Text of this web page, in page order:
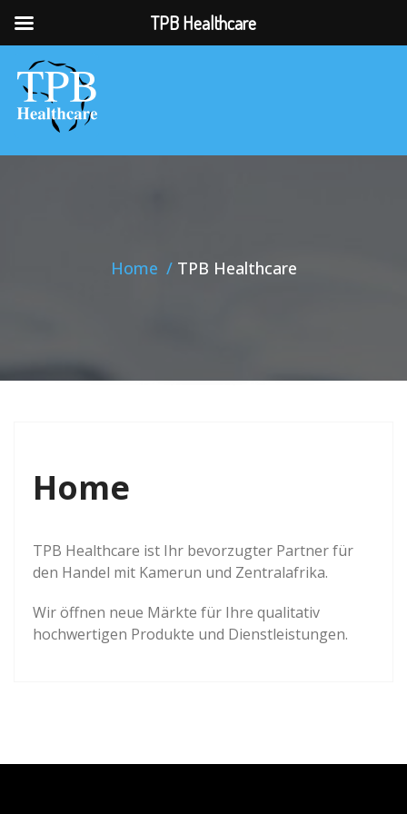
Home TPB Healthcare
Home
TPB Healthcare ist Ihr bevorzugter Partner für
den Handel mit Kamerun und Zentralafrika.
Wir öffnen neue Märkte für Ihre qualitativ
hochwertigen Produkte und Dienstleistungen.
TPB Healthcare